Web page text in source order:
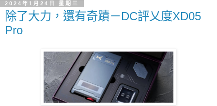
2024年1月24日 星期三
除了大力，還有奇蹟－DC評乂度XD05
Pro